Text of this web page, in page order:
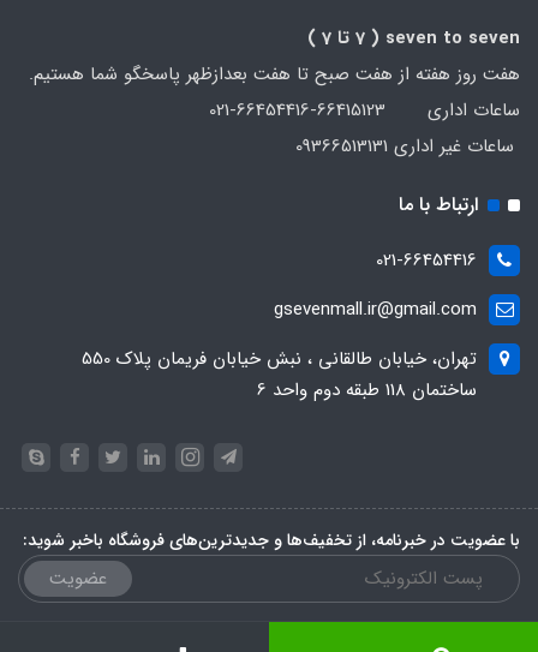
seven to seven ( 7 تا 7 )
هفت روز هفته از هفت صبح تا هفت بعدازظهر پاسخگو شما هستیم.
ساعات اداری 66415123-66454416-021
ساعات غیر اداری 09366513131
ارتباط با ما
021-66454416
gsevenmall.ir@gmail.com
تهران، خیابان طالقانی ، نبش خیابان فریمان پلاک 550
ساختمان 118 طبقه دوم واحد 6
با عضویت در خبرنامه، از تخفیف‌ها و جدیدترین‌های فروشگاه باخبر شوید:
عضویت